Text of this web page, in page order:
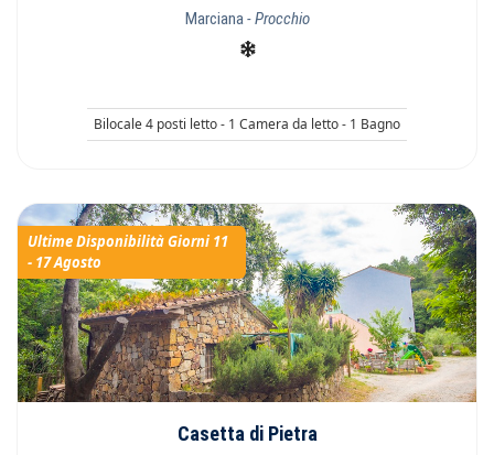
Marciana- Procchio
Bilocale 4 posti letto - 1 Camera da letto - 1 Bagno
Ultime Disponibilità Giorni 11
- 17 Agosto
Casetta di Pietra